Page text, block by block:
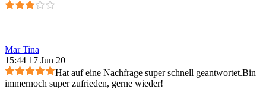
Mar Tina
15:44 17 Jun 20
Hat auf eine Nachfrage super schnell geantwortet.Bin
immernoch super zufrieden, gerne wieder!